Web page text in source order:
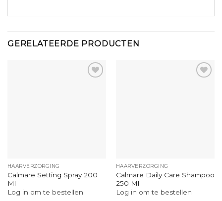
GERELATEERDE PRODUCTEN
HAARVERZORGING
Calmare Setting Spray 200
Ml
Log in om te bestellen
HAARVERZORGING
Calmare Daily Care Shampoo
250 Ml
Log in om te bestellen